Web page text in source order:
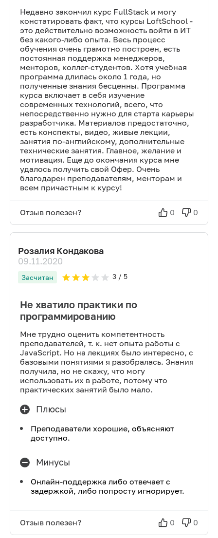
Недавно закончил курс FullStack и могу
констатировать факт, что курсы LoftSchool -
это действительно возможность войти в ИТ
без какого-либо опыта. Весь процесс
обучения очень грамотно построен, есть
постоянная поддержка менеджеров,
менторов, коллег-студентов. Хотя учебная
программа длилась около 1 года, но
полученные знания бесценны. Программа
курса включает в себя изучение
современных технологий, всего, что
непосредственно нужно для старта карьеры
разработчика. Материалов предостаточно,
есть конспекты, видео, живые лекции,
занятия по-английскому, дополнительные
технические занятия. Главное, желание и
мотивация. Еще до окончания курса мне
удалось получить свой Офер. Очень
благодарен преподавателям, менторам и
всем причастным к курсу!
Отзыв полезен? 0 0
Розалия Кондакова
09.11.2020
Засчитан 3/ 5
Не хватило практики по
программированию
Мне трудно оценить компетентность
преподавателей, т. к. нет опыта работы с
JavaScript. Но на лекциях было интересно, с
базовыми понятиями я разобралась. Знания
получила, но не скажу, что могу
использовать их в работе, потому что
практических занятий было мало.
Плюсы
Преподаватели хорошие, объясняют
доступно.
Минусы
Онлайн-поддержка либо отвечает с
задержкой, либо попросту игнорирует.
Отзыв полезен? 0 0